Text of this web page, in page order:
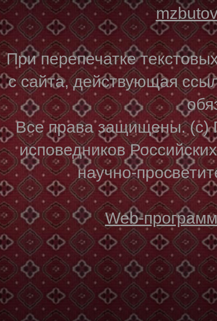
При перепечатке
с сайта, действующая
Все права защищены. (с)
исповедников
научно-
Web-